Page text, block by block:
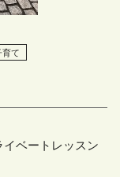
育て
ベートレッスン